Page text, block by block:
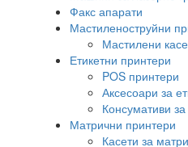
Факс апарати
Мастиленоструйни
Мастилени
Етикетни принтери
POS принтери
Аксесоари за
Консумативи
Матрични принтери
Касети за